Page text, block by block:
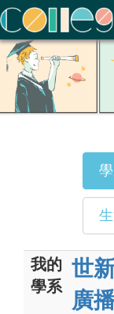
ColleGo! 大學選才
我的
學系
世
廣